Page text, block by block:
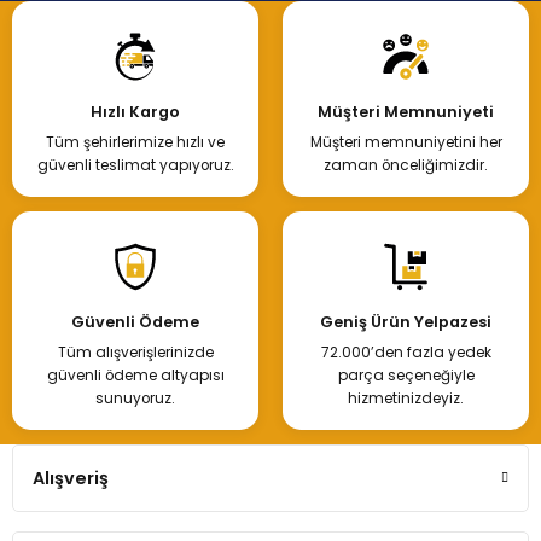
Hızlı Kargo
Tüm şehirlerimize hızlı ve
güvenli teslimat yapıyoruz.
Müşteri Memnuniyeti
Müşteri memnuniyetini her
zaman önceliğimizdir.
Güvenli Ödeme
Tüm alışverişlerinizde
güvenli ödeme altyapısı
sunuyoruz.
Geniş Ürün Yelpazesi
72.000’den fazla yedek
parça seçeneğiyle
hizmetinizdeyiz.
Alışveriş